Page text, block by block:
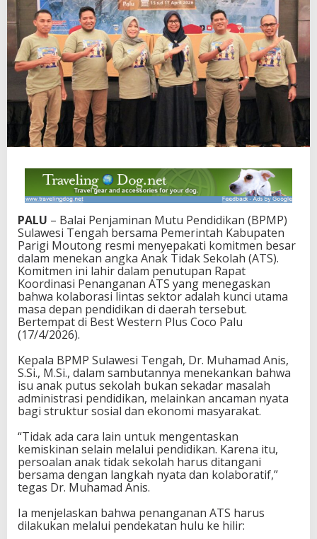
P
e
m
k
a
b
P
a
i
o
u
t
o
n
g
P
e
r
k
u
a
t
l
a
b
o
r
s
i
T
a
n
a
n
PALU – Balai Penjaminan Mutu Pendidikan (BPMP)
Sulawesi Tengah bersama Pemerintah Kabupaten
Parigi Moutong resmi menyepakati komitmen besar
dalam menekan angka Anak Tidak Sekolah (ATS).
Komitmen ini lahir dalam penutupan Rapat
Koordinasi Penanganan ATS yang menegaskan
bahwa kolaborasi lintas sektor adalah kunci utama
masa depan pendidikan di daerah tersebut.
Bertempat di Best Western Plus Coco Palu
(17/4/2026).
Kepala BPMP Sulawesi Tengah, Dr. Muhamad Anis,
S.Si., M.Si., dalam sambutannya menekankan bahwa
isu anak putus sekolah bukan sekadar masalah
administrasi pendidikan, melainkan ancaman nyata
bagi struktur sosial dan ekonomi masyarakat.
“Tidak ada cara lain untuk mengentaskan
kemiskinan selain melalui pendidikan. Karena itu,
persoalan anak tidak sekolah harus ditangani
bersama dengan langkah nyata dan kolaboratif,”
tegas Dr. Muhamad Anis.
Ia menjelaskan bahwa penanganan ATS harus
dilakukan melalui pendekatan hulu ke hilir: